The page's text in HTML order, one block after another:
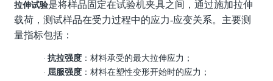
拉伸试验是将样品固定在试验机夹具之间，通过施加拉伸
载荷，测试样品在受力过程中的应力-应变关系。主要测
量指标包括：
·抗拉强度 ：材料承受的最大拉伸应力；
· 屈服强度 ：材料在塑性变形开始时的应力；